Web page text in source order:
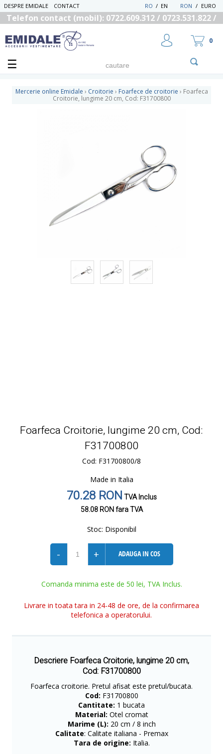
DESPRE EMIDALE CONTACT RON / EURO
EN
/
RO
Telefon contact (mobil): 0722.609.312 / 0723.531.822 /
0
Mercerie online Emidale › Croitorie › Foarfece de croitorie › Foarfeca
Croitorie, lungime 20 cm, Cod: F31700800
Foarfeca Croitorie, lungime 20 cm, Cod:
F31700800
Cod: F31700800/8
Made in Italia
70.28 RONTVA Inclus
58.08 RONfara TVA
Stoc: Disponibil
- + ADAUGA IN COS
Comanda minima este de 50 lei, TVA Inclus.
Livrare in toata tara in 24-48 de ore, de la confirmarea
telefonica a operatorului.
Descriere Foarfeca Croitorie, lungime 20 cm,
Cod: F31700800
Foarfeca croitorie. Pretul afisat este pretul/bucata.
Cod: F31700800
Cantitate: 1 bucata
Material: Otel cromat
Marime (L): 20 cm / 8 inch
Calitate: Calitate italiana - Premax
Tara de origine: Italia.